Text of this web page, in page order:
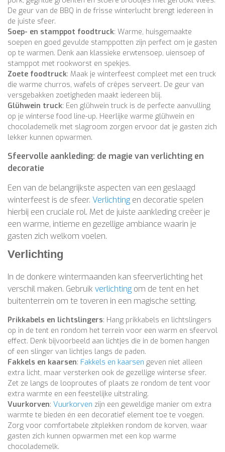
De geur van de BBQ in de frisse winterlucht brengt iedereen in
de juiste sfeer.
Soep- en stamppot foodtruck: Warme, huisgemaakte
soepen en goed gevulde stamppotten zijn perfect om je gasten
op te warmen. Denk aan klassieke erwtensoep, uiensoep of
stamppot met rookworst en spekjes.
Zoete foodtruck: Maak je winterfeest compleet met een truck
die warme churros, wafels of crêpes serveert. De geur van
versgebakken zoetigheden maakt iedereen blij.
Glühwein truck: Een glühwein truck is de perfecte aanvulling
op je winterse food line-up. Heerlijke warme glühwein en
chocolademelk met slagroom zorgen ervoor dat je gasten zich
lekker kunnen opwarmen.
Sfeervolle aankleding: de magie van verlichting en
decoratie
Een van de belangrijkste aspecten van een geslaagd
winterfeest is de sfeer. Verlichting en decoratie spelen
hierbij een cruciale rol. Met de juiste aankleding creëer je
een warme, intieme en gezellige ambiance waarin je
gasten zich welkom voelen.
Verlichting
In de donkere wintermaanden kan sfeerverlichting het
verschil maken. Gebruik verlichting om de tent en het
buitenterrein om te toveren in een magische setting.
Prikkabels en lichtslingers: Hang prikkabels en lichtslingers
op in de tent en rondom het terrein voor een warm en sfeervol
effect. Denk bijvoorbeeld aan lichtjes die in de bomen hangen
of een slinger van lichtjes langs de paden.
Fakkels en kaarsen: Fakkels en kaarsen geven niet alleen
extra licht, maar versterken ook de gezellige winterse sfeer.
Zet ze langs de looproutes of plaats ze rondom de tent voor
extra warmte en een feestelijke uitstraling.
Vuurkorven: Vuurkorven zijn een geweldige manier om extra
warmte te bieden én een decoratief element toe te voegen.
Zorg voor comfortabele zitplekken rondom de korven, waar
gasten zich kunnen opwarmen met een kop warme
chocolademelk.